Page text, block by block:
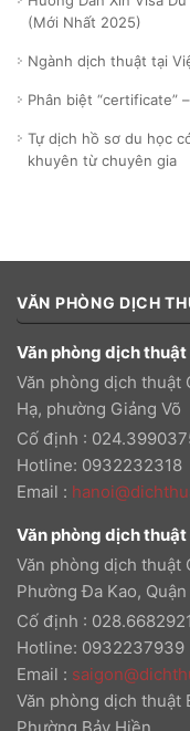
(Mới Nhất 2025)
Ngành dịch thuật tại
Phân biệt “certificate”
Tự dịch hồ sơ du học
khuyên từ chuyên gia
VĂN PHÒNG DỊCH
Văn phòng dịch
Văn phòng dịch thuật
Hạ, phường Giảng Võ
Cố định :
Hotline: 0932232318
Email :
Văn phòng dịch
Văn phòng dịch thuật
Phường Đa Kao, Quận
Cố định :
Hotline: 0932237939
Email :
Văn phòng dịch thuật